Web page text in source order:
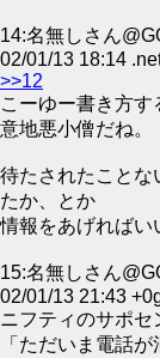
14:名無しさん
02/01/13 18:14
>>12
こーゆー書き方す
意地悪小僧だね。
待たされたことな
たか、とか
情報をあげればい
15:名無しさん
02/01/13 21:43
ニフティのサポセ
「ただいま電話